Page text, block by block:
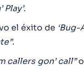
Play’.
el éxito de ‘Bug-
.
callers gon’ call”o